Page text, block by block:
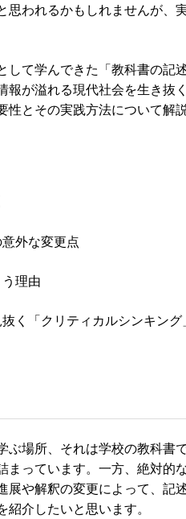
思われるかもしれませんが、
して学んできた「教科書の記
報が溢れる現代社会を生き抜
性とその実践方法について解
外な変更点
理由
く「クリティカルシンキング
ぶ場所、それは学校の教科書
まっています。一方、絶対的
展や解釈の変更によって、記
介したいと思います。